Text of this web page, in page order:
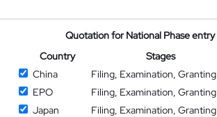
Quotation for National Phase entry
Country
Stages
China
Filing, Examination, Granting
EPO
Filing, Examination, Granting
Japan
Filing, Examination, Granting